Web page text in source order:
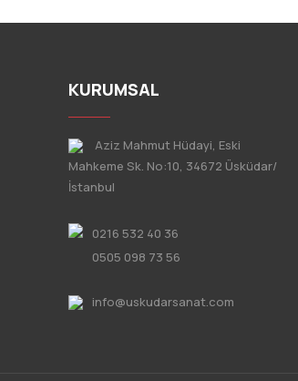
KURUMSAL
Aziz Mahmut Hüdayi, Eski
Mahkeme Sk. No:10, 34672 Üsküdar/
İstanbul
0216 532 40 36
0505 098 73 56
info@uskudarsanat.com